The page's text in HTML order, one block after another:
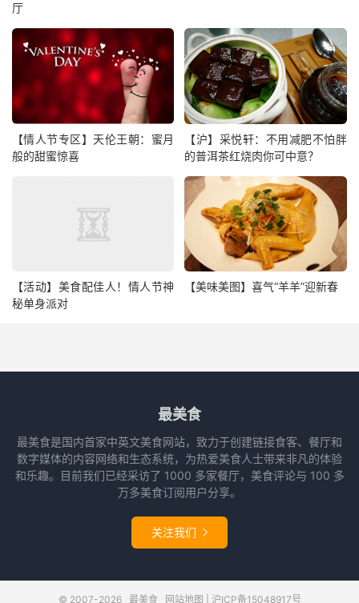
厅
【情人节专区】天伦王朝：蜜月
般的甜蜜惊喜
【沪】采悦轩：不用减肥不怕胖
的普洱茶红烧肉你可中意？
【活动】美食配佳人！情人节神
秘单身派对
【美味美图】喜气“羊羊”迎新春
最美食
最美食是国内首家中英文美食网站，致力于创建链接食客、餐厅和
数字媒体的内容网络和生态系统，为热爱美食人士带来非凡的体验
和乐趣。目前我们已经采访了 1000 多家餐厅，美食评论与 100 多
万多美食订阅用户分享。
关注我们 
© 2007-2026 最美食 网站地图 沪ICP备15048917号